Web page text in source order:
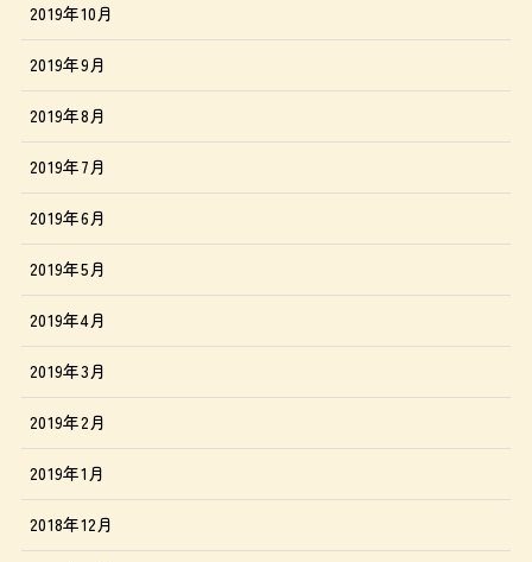
2019年10月
2019年9月
2019年8月
2019年7月
2019年6月
2019年5月
2019年4月
2019年3月
2019年2月
2019年1月
2018年12月